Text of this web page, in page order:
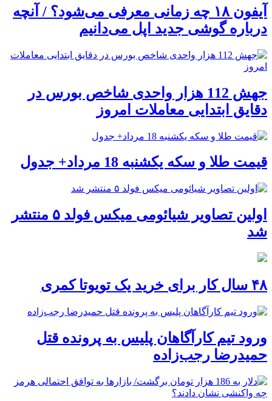
آیفون ۱۸ چه زمانی معرفی می‌شود؟ / آنچه
درباره گوشی جدید اپل می‌دانیم
جهش 112 هزار واحدی شاخص بورس در
دقایق ابتدایی معاملات امروز
قیمت طلا و سکه یکشنبه 18 مرداد+ جدول
اولین تصاویر شیائومی میکس فولد ۵ منتشر
شد
۴۸ سال کار برای خرید یک تویوتا کمری
ورود تیم کارآگاهان پلیس به پرونده قتل
حمیدرضا رجب‌زاده